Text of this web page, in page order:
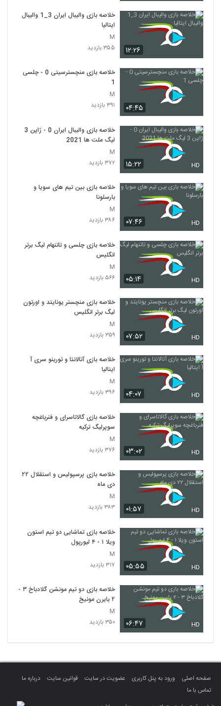
۱۲:۲۶
خلاصه بازی والیبال ایران 3_1 والیبال
ایتالیا
M
۳۵۵ بازدید
۰۴:۴۵
خلاصه بازی منچسترسیتی 0 - چلسی
1
M
۳۹۱ بازدید
۱۵:۲۲ HD
خلاصه بازی والیبال ایران 0 - ژاپن 3
لیگ ملت ها 2021
M
۳۷۲ بازدید
۰۷:۴۶ HD
خلاصه بازی بین تیم های سویا و
بارسلونا
M
۳۸۶ بازدید
۰۵:۱۴ HD
خلاصه بازی چلسی و تاتنهام لیگ برتر
انگلیس
M
۵۶۶ بازدید
۰۷:۵۲ HD
خلاصه بازی منچستر یونایتد و اورتون
لیگ برتر انگلیس
M
۳۵۹ بازدید
۰۴:۰۷ HD
خلاصه بازی آتالانتا و تورینو سری آ
ایتالیا
M
۳۹۶ بازدید
۰۳:۰۲ HD
خلاصه بازی گالاتاسرای و فنرباغچه
سوپرلیگ ترکیه
M
۳۷۶ بازدید
۰۱:۵۷ HD
خلاصه بازی پرسپولیس و استقلال ۲۲
دی ماه
M
۳۸۳ بازدید
۰۵:۵۵ HD
خلاصه بازی تماشایی دو تیم استون
ویلا ۱ - ۴ لیورپول
M
۳۱۷ بازدید
۰۶:۴۷ HD
خلاصه بازی دو تیم مونشن گلادباخ ۳ -
۲ بایرن مونیخ
M
۳۵۰ بازدید
صفحه اصلی ورود به پنل کاربری عضویت در سایت قوانین سایت
درباره ما
تماس با ما